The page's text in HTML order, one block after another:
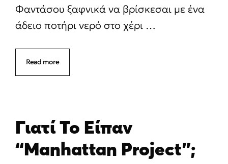
Φαντάσου ξαφνικά να βρίσκεσαι με ένα
άδειο ποτήρι νερό στο χέρι …
Read more
Γιατί Το Είπαν
“Manhattan Project”;